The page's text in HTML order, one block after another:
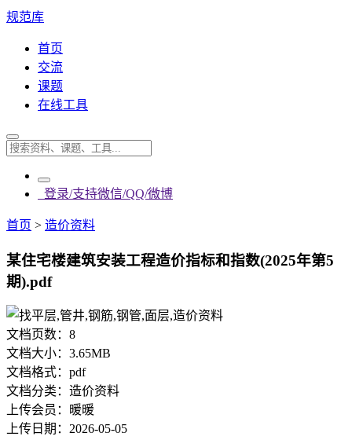
规范库
首页
交流
课题
在线工具
登录/支持微信/QQ/微博
首页 > 造价资料
某住宅楼建筑安装工程造价指标和指数(2025年第5
期).pdf
文档页数： 8
文档大小： 3.65MB
文档格式： pdf
文档分类： 造价资料
上传会员： 暖暖
上传日期： 2026-05-05